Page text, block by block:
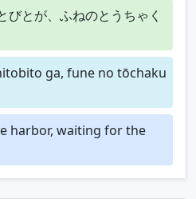
びとが、ふねのとうちゃく
ga, fune no tōchaku
harbor, waiting for the